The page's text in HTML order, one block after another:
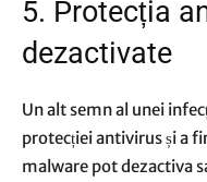
5. Protecția
dezactivate
Un alt semn al unei
protecției antivirus și a
malware pot dezactiva